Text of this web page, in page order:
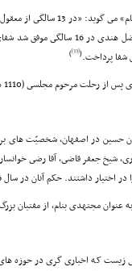
وى در مقدمه «کشف
شفا پرداخت.(
[33]
)
هـ .ق.) و درگذشت آقا جمال خوانسارى (1125 هـ .ق.) فراگیر شد.
در اصفهان، شخصیّت هاى
شیخ جعفر قاضى، آقا رضى
آنان در سال 1106 هـ .ق. توسط آخرین پادشاه صفوى صادر شده بود.
مجتهدى بنام، از مفتیان
که اخبارى گرى در حوزه هاى